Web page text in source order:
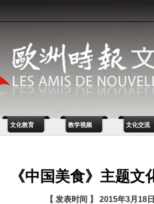
文化教育 教学视频 文化交流
《中国美食》主题文
【 发表时间 】 2015年3月18